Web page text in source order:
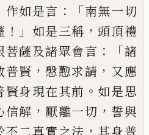
作如是言 ：「南無一切
！」 如是三稱 ，頭頂禮
菩薩及諸眾會言 ：「諸
普賢 ， 慇懃求請 ， 又應
賢身現在其前 。 如是思
信解 ， 厭離一切 ， 誓與
不二真實之法 ，其身普